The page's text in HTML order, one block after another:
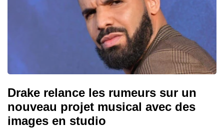
Drake relance les rumeurs sur un
nouveau projet musical avec des
images en studio